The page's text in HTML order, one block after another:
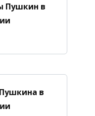
Пушкин в
в